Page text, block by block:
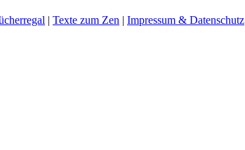
| Texte zum Zen | Impressum & Datenschutz